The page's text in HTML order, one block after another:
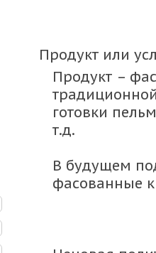
Продукт или
Продукт –
готовки
т.д.
В будущем
фасованные